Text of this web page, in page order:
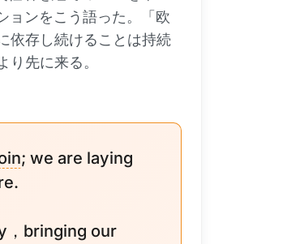
ョンをこう語った。「欧
依存し続けることは持続
先に来る。
; we are laying
，bringing our